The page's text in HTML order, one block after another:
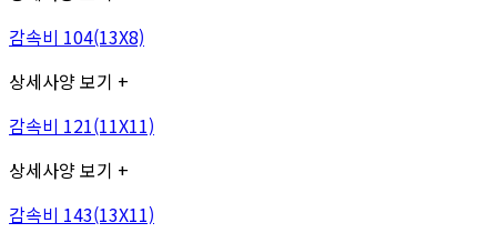
감속비 104(13X8)
상세사양 보기 +
감속비 121(11X11)
상세사양 보기 +
감속비 143(13X11)